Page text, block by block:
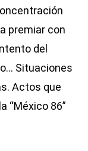
premiar con
del
Situaciones
Actos que
“México 86”